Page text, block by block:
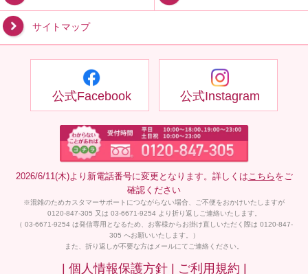
サイトマップ
公式Facebook 公式Instagram
2026/6/11(木)より新電話番号に変更となります。詳しくは こちら をご
確認ください
※混雑のためカスタマーサポートにつながらない場合、ご不便をおかけいたしますが
0120-847-305 又は 03-6671-9254 より折り返しご連絡いたします。
（ 03-6671-9254 は発信専用となるため、お客様からお掛け直しいただく際は 0120-847-
305 へお願いいたします。）
また、折り返しが不要な方はメールにてご連絡ください。
| 個人情報保護方針 | ご利用規約 |